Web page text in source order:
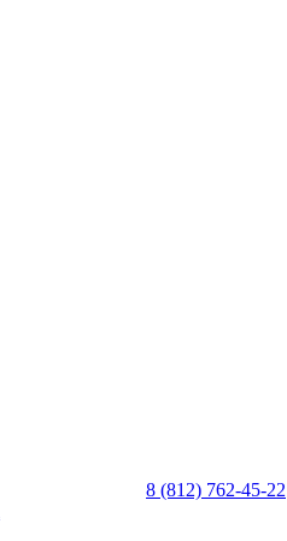
8 (812) 762-45-22